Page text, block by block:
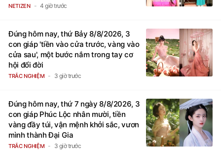
NETIZEN 4 giờ trước
Đúng hôm nay, thứ Bảy 8/8/2026, 3
con giáp 'tiền vào cửa trước, vàng vào
cửa sau', một bước nắm trong tay cơ
hội đổi đời
TRẮC NGHIỆM 3 giờ trước
Đúng hôm nay, thứ 7 ngày 8/8/2026, 3
con giáp Phúc Lộc nhân mười, tiền
vàng đầy túi, vận mệnh khởi sắc, vươn
mình thành Đại Gia
TRẮC NGHIỆM 3 giờ trước